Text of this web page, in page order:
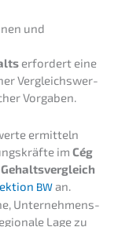
und
erfor­dert eine
Vergleichs­wer­
Vorgaben.
ermitteln
im Cég
Gehalts­ver­gleich
BWan.
Unter­neh­mens­
Lage zu